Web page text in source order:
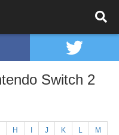
Switch 2
H J K L M